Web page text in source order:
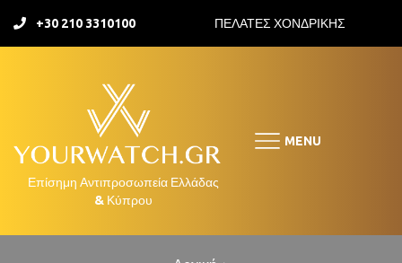
+30 210 3310100 ΠΕΛΑΤΕΣ ΧΟΝΔΡΙΚΗΣ
MENU